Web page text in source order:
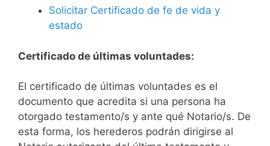
Solicitar Certificado de fe de vida y
estado
Certificado de últimas voluntades:
El certificado de últimas voluntades es el
documento que acredita si una persona ha
otorgado testamento/s y ante qué Notario/s. De
esta forma, los herederos podrán dirigirse al